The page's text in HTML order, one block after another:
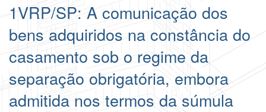
1VRP/SP: A comunicação dos
bens adquiridos na constância do
casamento sob o regime da
separação obrigatória, embora
admitida nos termos da súmula